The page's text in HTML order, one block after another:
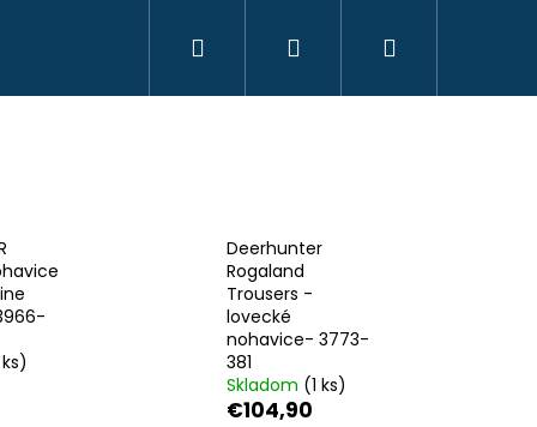
Hľadať Prihlásenie
Deerhunter
Rogaland
Trousers -
lovecké
nohavice- 3773-
381
Skladom (1 ks)
€104,90